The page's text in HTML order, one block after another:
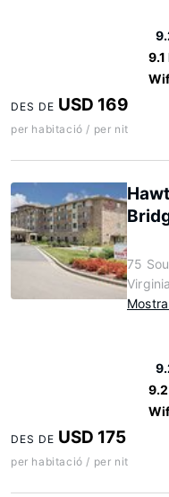
9.1
DES DE USD 169
per habitació / per nit
75
DES DE USD 175
per habitació / per nit